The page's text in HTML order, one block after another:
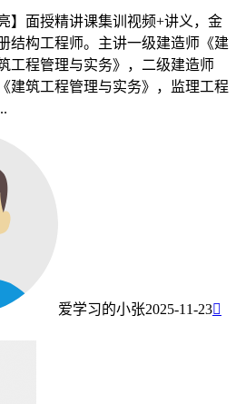
】面授精讲课集训视频+讲义，金
结构工程师。主讲一级建造师《建
工程管理与实务》，二级建造师
建筑工程管理与实务》，监理工程
爱学习的小张2025-11-23